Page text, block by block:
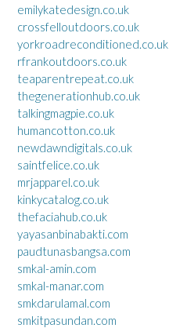
emilykatedesign.co.uk
crossfelloutdoors.co.uk
yorkroadreconditioned.co.uk
rfrankoutdoors.co.uk
teaparentrepeat.co.uk
thegenerationhub.co.uk
talkingmagpie.co.uk
humancotton.co.uk
newdawndigitals.co.uk
saintfelice.co.uk
mrjapparel.co.uk
kinkycatalog.co.uk
thefaciahub.co.uk
yayasanbinabakti.com
paudtunasbangsa.com
smkal-amin.com
smkal-manar.com
smkdarulamal.com
smkitpasundan.com